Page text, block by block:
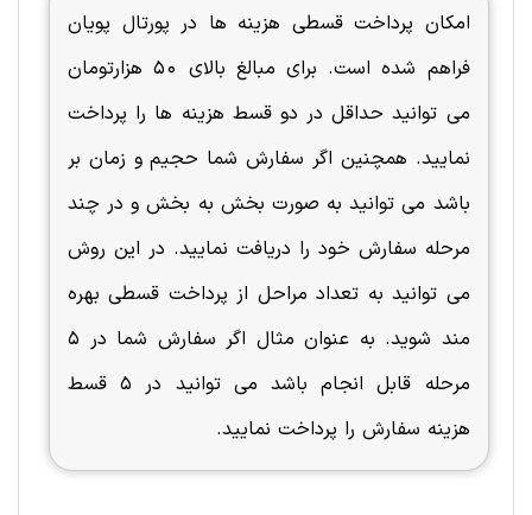
امکان پرداخت قسطی هزینه ها در پورتال پویان
فراهم شده است. برای مبالغ بالای 50 هزارتومان
می توانید حداقل در دو قسط هزینه ها را پرداخت
نمایید. همچنین اگر سفارش شما حجیم و زمان بر
باشد می توانید به صورت بخش به بخش و در چند
مرحله سفارش خود را دریافت نمایید. در این روش
می توانید به تعداد مراحل از پرداخت قسطی بهره
مند شوید. به عنوان مثال اگر سفارش شما در 5
مرحله قابل انجام باشد می توانید در 5 قسط
هزینه سفارش را پرداخت نمایید.